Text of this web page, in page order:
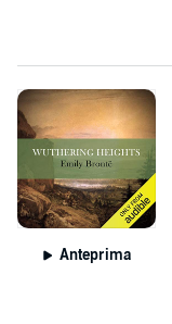
Anteprima